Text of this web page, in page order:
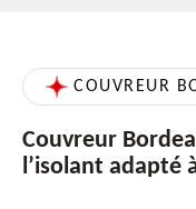
COUVREUR
Couvreur
l’isolant adapté